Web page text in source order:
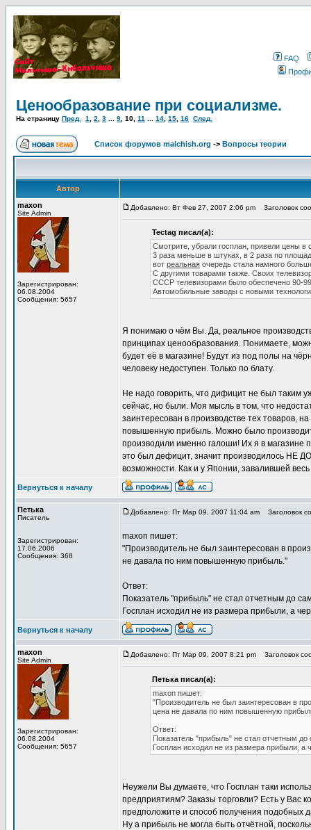
FAQ
Ценообразование при социализме.
На страницу Пред. 1 2 3 9 10 11 14 15 16 След.
Список форумов malchish.org -> Вопросы теории
Автор
maxon
Site Admin
Зарегистрирован:
06.08.2004
Сообщения: 5657
Добавлено: Вт Фев 27, 2007 2:06 pm Заголовок
Tectag писал(а):
Смотрите, убрали госплан, привели цены в
3 раза меньше в штуках, в 2 раза по
вот реальная очередь стала намного
С другими товарами также. Своих
СССР телевизорами было обеспечено 90-
Автомобильные заводы с новыми
Я понимаю о чём Вы. Да, реальное
принципах ценообразования. Понимаете,
будет её в магазине! Будут из под полы на
человеку недоступен. Только по блату.
Не надо говорить, что дифицит не был таким
сейчас, но были. Моя мысль в том, что
заинтересован в производстве тех товаров,
повышенную прибыль. Можно было
производили именно галоши! Их я в магазине
это был дефицит, значит производилось НЕ
возможности. Как и у Японии, завалившей
Вернуться к началу
Петька
Писатель
Зарегистрирован:
17.06.2006
Сообщения: 368
Добавлено: Пт Мар 09, 2007 11:04 am Заголовок
maxon пишет:
"Производитель не был заинтересован в
не давала по ним повышенную прибыль."
Ответ:
Показатель "прибыль" не стал отчетным до
Госплан исходил не из размера прибыли, а
Вернуться к началу
maxon
Site Admin
Зарегистрирован:
06.08.2004
Сообщения: 5657
Добавлено: Пт Мар 09, 2007 8:21 pm Заголовок
Петька писал(а):
maxon пишет:
"Производитель не был заинтересован в
цена не давала по ним повышенную
Ответ:
Показатель "прибыль" не стал отчетным до
Госплан исходил не из размера прибыли, а
Неужели Вы думаете, что Госплан таки
предприятиям? Заказы торговли? Есть у Вас
предположите и способ получения подобных
Ну а прибыль не могла быть отчётной,